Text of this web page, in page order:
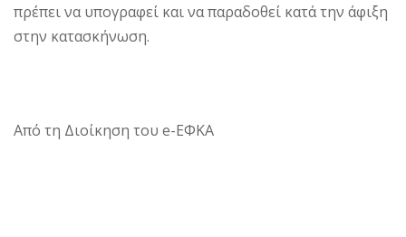
πρέπει να υπογραφεί και να παραδοθεί κατά την άφιξη
στην κατασκήνωση.
Από τη Διοίκηση του e-ΕΦΚΑ